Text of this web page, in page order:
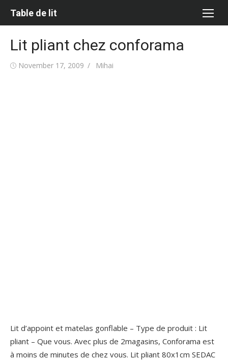
Table de lit
Lit pliant chez conforama
Posted
November 17, 2009 Author
Mihai
Lit d’appoint et matelas gonflable – Type de produit : Lit
pliant – Que vous. Avec plus de 2magasins, Conforama est
à moins de minutes de chez vous. Lit pliant 80x1cm SEDAC